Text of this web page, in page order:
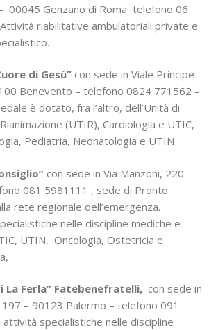
00045 Genzano di Roma telefono 06
riabilitative ambulatoriali private e
di Gesù”con sede in Viale Principe
Benevento – telefono 0824 771562 –
è dotato, fra l’altro, dell’Unità di
(UTIR), Cardiologia e UTIC,
Pediatria, Neonatologia e UTIN
con sede in Via Manzoni, 220 –
081 5981111 , sede di Pronto
rete regionale dell’emergenza.
nelle discipline mediche e
UTIN, Oncologia, Ostetricia e
La Ferla” Fatebenefratelli, con sede in
– 90123 Palermo – telefono 091
specialistiche nelle discipline